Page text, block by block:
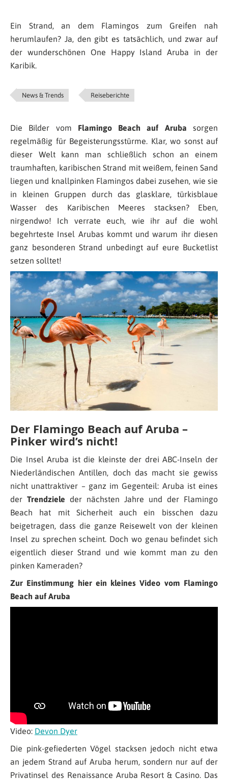
Ein Strand, an dem Flamingos zum Greifen nah
herumlaufen? Ja, den gibt es tatsächlich, und zwar auf
der wunderschönen One Happy Island Aruba in der
Karibik.
News & Trends Reiseberichte
Die Bilder vom Flamingo Beach auf Aruba sorgen
regelmäßig für Begeisterungsstürme. Klar, wo sonst auf
dieser Welt kann man schließlich schon an einem
traumhaften, karibischen Strand mit weißem, feinen Sand
liegen und knallpinken Flamingos dabei zusehen, wie sie
in kleinen Gruppen durch das glasklare, türkisblaue
Wasser des Karibischen Meeres stacksen? Eben,
nirgendwo! Ich verrate euch, wie ihr auf die wohl
begehrteste Insel Arubas kommt und warum ihr diesen
ganz besonderen Strand unbedingt auf eure Bucketlist
setzen solltet!
Der Flamingo Beach auf Aruba –
Pinker wird’s nicht!
Die Insel Aruba ist die kleinste der drei ABC-Inseln der
Niederländischen Antillen, doch das macht sie gewiss
nicht unattraktiver – ganz im Gegenteil: Aruba ist eines
der Trendziele der nächsten Jahre und der Flamingo
Beach hat mit Sicherheit auch ein bisschen dazu
beigetragen, dass die ganze Reisewelt von der kleinen
Insel zu sprechen scheint. Doch wo genau befindet sich
eigentlich dieser Strand und wie kommt man zu den
pinken Kameraden?
Zur Einstimmung hier ein kleines Video vom Flamingo
Beach auf Aruba
Video: Devon Dyer
Die pink-gefiederten Vögel stacksen jedoch nicht etwa
an jedem Strand auf Aruba herum, sondern nur auf der
Privatinsel des Renaissance Aruba Resort & Casino. Das